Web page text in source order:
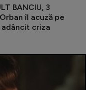
BANCIU, 3
îl acuză pe
adâncit criza